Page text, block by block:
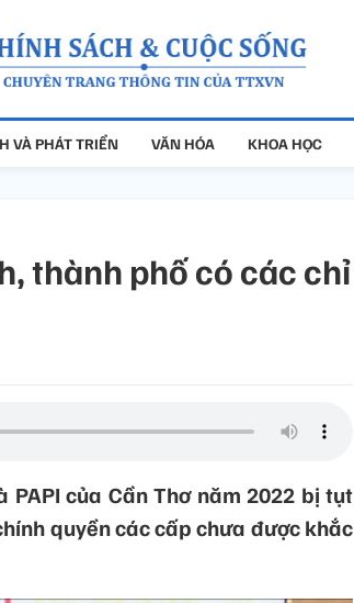
VÀ PHÁT TRIỂN VĂN HÓA KHOA HỌC
thành phố có các chỉ
PAPI của Cần Thơ năm 2022 bị tụt
quyền các cấp chưa được khắc